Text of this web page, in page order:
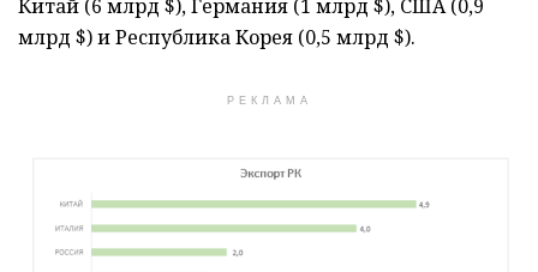
Китай (6 млрд $), Германия (1 млрд $), США (0,9
млрд $) и Республика Корея (0,5 млрд $).
РЕКЛАМА